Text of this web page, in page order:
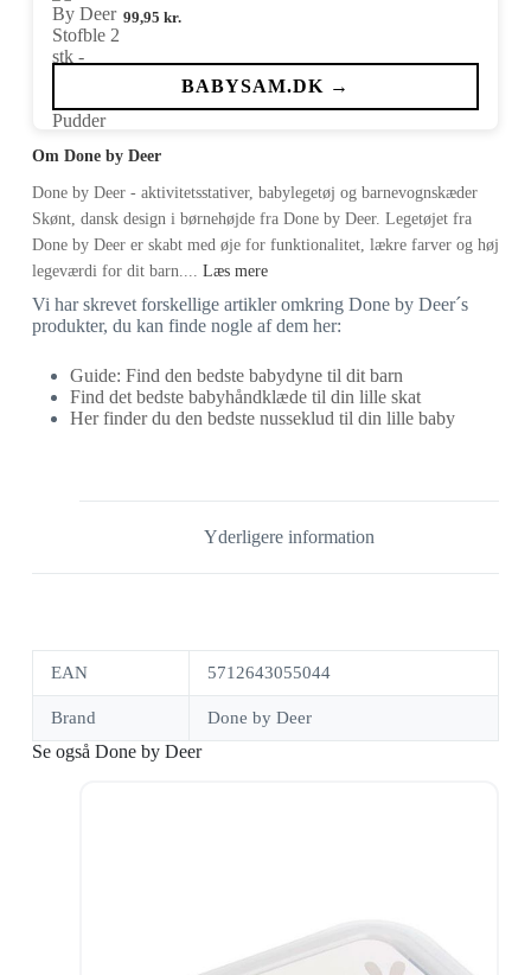
99,95 kr.
BABYSAM.DK →
Om Done by Deer
Done by Deer - aktivitetsstativer, babylegetøj og barnevognskæder
Skønt, dansk design i børnehøjde fra Done by Deer. Legetøjet fra
Done by Deer er skabt med øje for funktionalitet, lækre farver og høj
legeværdi for dit barn.... Læs mere
Vi har skrevet forskellige artikler omkring Done by Deer´s
produkter, du kan finde nogle af dem her:
Guide: Find den bedste babydyne til dit barn
Find det bedste babyhåndklæde til din lille skat
Her finder du den bedste nusseklud til din lille baby
Yderligere information
EAN 5712643055044
Brand Done by Deer
Se også Done by Deer